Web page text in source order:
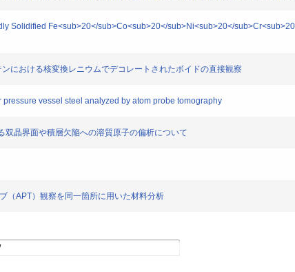
Solidified Fe<sub>20</sub>Co<sub>20</sub>Ni<sub>20</
における核変換レニウムでデコレートされたボイドの直接観察
vessel steel analyzed by atom probe tomography
晶界面や積層欠陥への溶質原子の偏析について
（APT）観察を同一箇所に用いた材料分析